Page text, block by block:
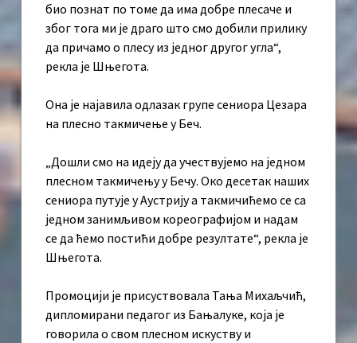
био познат по томе да има добре плесаче и
због тога ми је драго што смо добили прилику
да причамо о плесу из једног другог угла“,
рекла је Шњегота.
Она је најавила одлазак групе сениора Цезара
на плесно такмичење у Беч.
„Дошли смо на идеју да учествујемо на једном
плесном такмичењу у Бечу. Око десетак наших
сениора путује у Аустрију а такмичићемо се са
једном занимљивом кореографијом и надам
се да ћемо постићи добре резултате“, рекла је
Шњегота.
Промоцији је присуствовала Тања Михаљчић,
дипломирани педагог из Бањалуке, која је
говорила о свом плесном искуству и